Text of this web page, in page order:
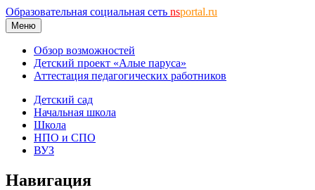
Образовательная социальная сеть nsportal.ru
Меню
Обзор возможностей
Детский проект «Алые паруса»
Аттестация педагогических работников
Детский сад
Начальная школа
Школа
НПО и СПО
ВУЗ
Навигация